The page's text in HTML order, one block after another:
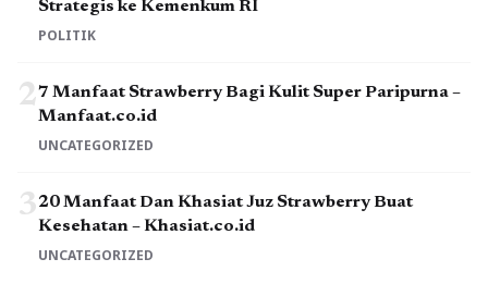
Strategis ke Kemenkum RI
POLITIK
27 Manfaat Strawberry Bagi Kulit Super Paripurna –
Manfaat.co.id
UNCATEGORIZED
320 Manfaat Dan Khasiat Juz Strawberry Buat
Kesehatan – Khasiat.co.id
UNCATEGORIZED